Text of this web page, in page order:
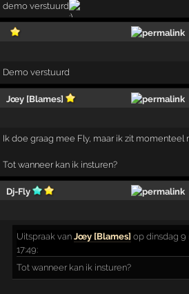
demo verstuurd
Demo verstuurd
Jœy [Blames]
Ik doe graag mee Fly, maar ik zit momenteel
Tot wanneer kan ik insturen?
Dj-Fly
Uitspraak vanJœy [Blames] op dinsdag 9
17:49:
Tot wanneer kan ik insturen?